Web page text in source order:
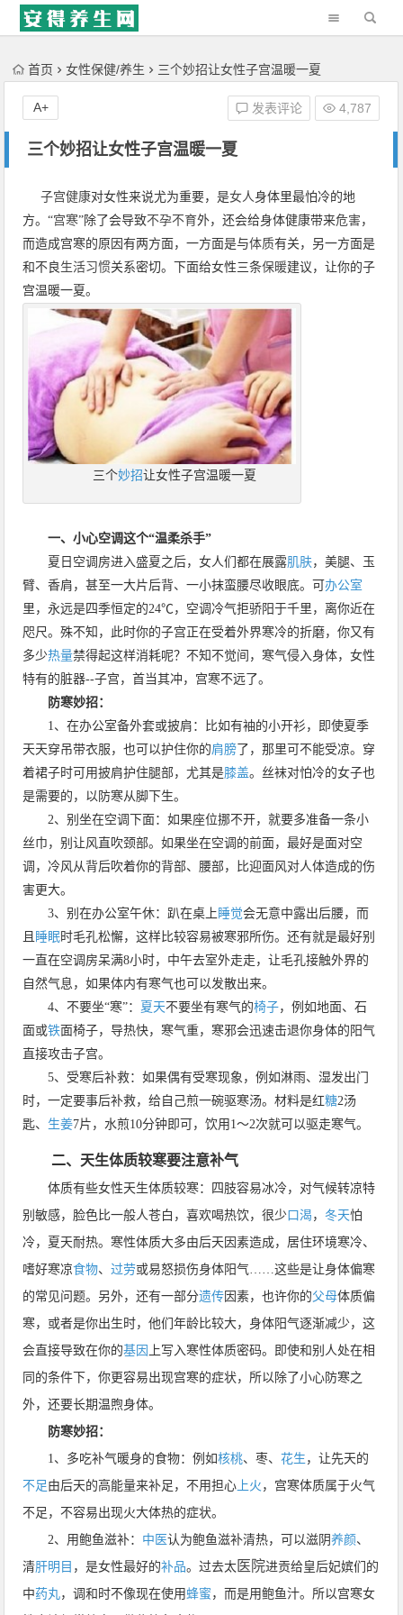
'); })();
首页 女性保健/养生 三个妙招让女性子宫温暖一夏
三个妙招让女性子宫温暖一夏
发表评论 4,787
A+
子宫健康对女性来说尤为重要，是女人身体里最怕冷的地
方。“宫寒”除了会导致不孕不育外，还会给身体健康带来危害 ，
而造成宫寒的原因有两方面，一方面是与体质有关，另一方面是
和不良生活习惯关系密切。下面给女性三条保暖建议，让你的子
宫温暖一夏。
三个妙招让女性子宫温暖一夏
一、小心空调这个“温柔杀手”
夏日空调房进入盛夏之后，女人们都在展露肌肤，美腿、玉
臂、香肩，甚至一大片后背、一小抹蛮腰尽收眼底。可办公室
里，永远是四季恒定的24℃，空调冷气拒骄阳于千里，离你近在
咫尺。殊不知，此时你的子宫正在受着外界寒冷的折磨，你又有
多少热量禁得起这样消耗呢？不知不觉间，寒气侵入身体，女性
特有的脏器--子宫，首当其冲，宫寒不远了。
防寒妙招：
1、在办公室备外套或披肩：比如有袖的小开衫，即使夏季
天天穿吊带衣服，也可以护住你的肩膀 了，那里可不能受凉。穿
着裙子时可用披肩护住腿部，尤其是膝盖。丝袜对怕冷的女子也
是需要的，以防寒从脚下生。
2、别坐在空调下面：如果座位挪不开，就要多准备一条小
丝巾，别让风直吹颈部。如果坐在空调的前面，最好是面对空
调，冷风从背后吹着你的背部、腰部，比迎面风对人体造成的伤
害更大。
3、别在办公室午休：趴在桌上 睡觉会无意中露出后腰，而
且 睡眠时毛孔松懈，这样比较容易被寒邪所伤。还有就是最好别
一直在空调房呆满8小时，中午去室外走走，让毛孔接触外界的
自然气息，如果体内有寒气也可以发散出来。
4、不要坐“寒”： 夏天不要坐有寒气的椅子，例如地面、石
面或铁面椅子，导热快，寒气重，寒邪会迅速击退你身体的阳气
直接攻击子宫。
5、受寒后补救：如果偶有受寒现象，例如淋雨、湿发出门
时，一定要事后补救，给自己煎一碗驱寒汤。材料是红糖2汤
匙、 生姜7片，水煎10分钟即可，饮用1～2次就可以驱走寒气。
二、天生体质较寒要注意补气
体质有些女性天生体质较寒：四肢容易冰冷，对气候转凉特
别敏感，脸色比一般人苍白，喜欢喝热饮，很少口渴 ，冬天怕
冷，夏天耐热。寒性体质大多由后天因素造成，居住环境寒冷、
嗜好寒凉食物、过劳或易怒损伤身体阳气……这些是让身体偏寒
的常见问题。另外，还有一部分遗传 因素，也许你的父母体质偏
寒，或者是你出生时，他们年龄比较大，身体阳气逐渐减少，这
会直接导致在你的基因
上写入寒性体质密码。即使和别人处在相
同的条件下，你更容易出现宫寒的症状，所以除了小心防寒之
外，还要长期温煦身体。
防寒妙招：
1、多吃补气暖身的食物：例如核桃、枣、花生 ，让先天的
不足由后天的高能量来补足，不用担心 上火 ，宫寒体质属于火气
不足，不容易出现火大体热的症状。
2、用鲍鱼滋补： 中医认为鲍鱼滋补清热，可以滋阴养颜、
清肝明目 ，是女性最好的补品。过去太 医院进贡给皇后妃嫔们的
中药丸，调和时不像现在使用 蜂蜜 ，而是用鲍鱼汁。所以宫寒女